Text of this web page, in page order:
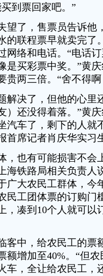
到票回家吧。”
了，售票员告诉他
的联程票早就卖完了
网络和电话。“电话
是买彩票中奖。”黄
贵两三倍。“舍不得啊
决了，但他的心里
）还没得着落。”黄
汽车了，剩下的人就
首席记者肖庆华实习
也有可能损害不会
海铁路局相关负责人
广大农民工群体，今
民工团体票的订购门
，凑到10个人就可以
中，给农民工的票
额增加至40%。“但
车，全让给农民工，